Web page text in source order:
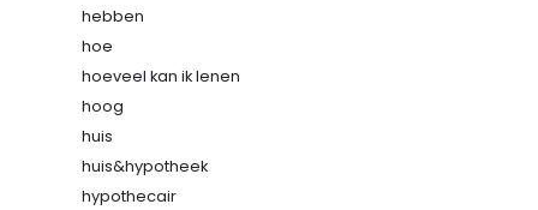
hebben
hoe
hoeveel kan ik lenen
hoog
huis
huis&hypotheek
hypothecair